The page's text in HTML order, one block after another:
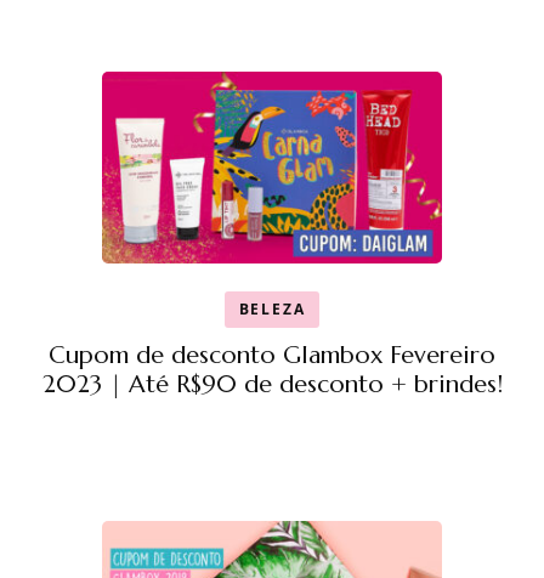
BELEZA
Cupom de desconto Glambox Fevereiro
2023 | Até R$90 de desconto + brindes!